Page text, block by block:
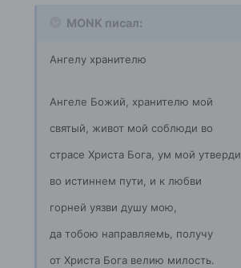
MONK писал:
Ангелу хранителю
Ангеле Божий, хранителю мой
святый, живот мой соблюди во
страсе Христа Бога, ум мой утверди
во истиннем пути, и к любви
горней уязви душу мою,
да тобою направляемь, получу
от Христа Бога велию милость.